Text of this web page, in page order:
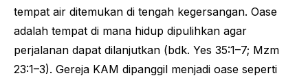
tempat air ditemukan di tengah kegersangan. Oase
adalah tempat di mana hidup dipulihkan agar
perjalanan dapat dilanjutkan (bdk. Yes 35:1–7; Mzm
23:1–3). Gereja KAM dipanggil menjadi oase seperti